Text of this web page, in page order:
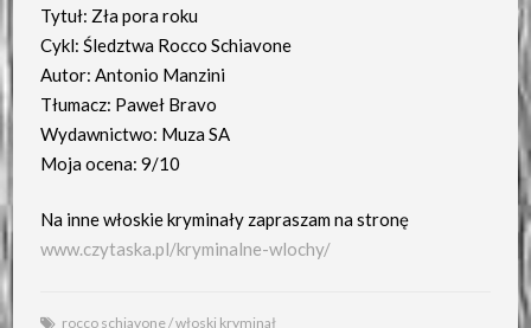
Tytuł: Zła pora roku
Cykl: Śledztwa Rocco Schiavone
Autor: Antonio Manzini
Tłumacz: Paweł Bravo
Wydawnictwo: Muza SA
Moja ocena: 9/10
Na inne włoskie kryminały zapraszam na stronę
www.czytaska.pl/kryminalne-wlochy/
rocco schiavone/włoski kryminał